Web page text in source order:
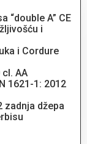
“double A” CE
i
i Cordure
AA
1621-1: 2012
zadnja džepa